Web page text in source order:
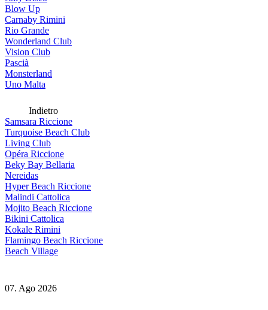
Blow Up
Carnaby Rimini
Rio Grande
Wonderland Club
Vision Club
Pascià
Monsterland
Uno Malta
Indietro
Samsara Riccione
Turquoise Beach Club
Living Club
Opéra Riccione
Beky Bay Bellaria
Nereidas
Hyper Beach Riccione
Malindi Cattolica
Mojito Beach Riccione
Bikini Cattolica
Kokale Rimini
Flamingo Beach Riccione
Beach Village
07. Ago 2026